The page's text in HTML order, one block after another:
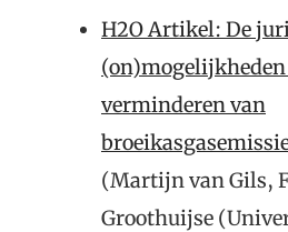
H2O Artikel: De
verminderen van
(Martijn van Gils,
Groothuijse